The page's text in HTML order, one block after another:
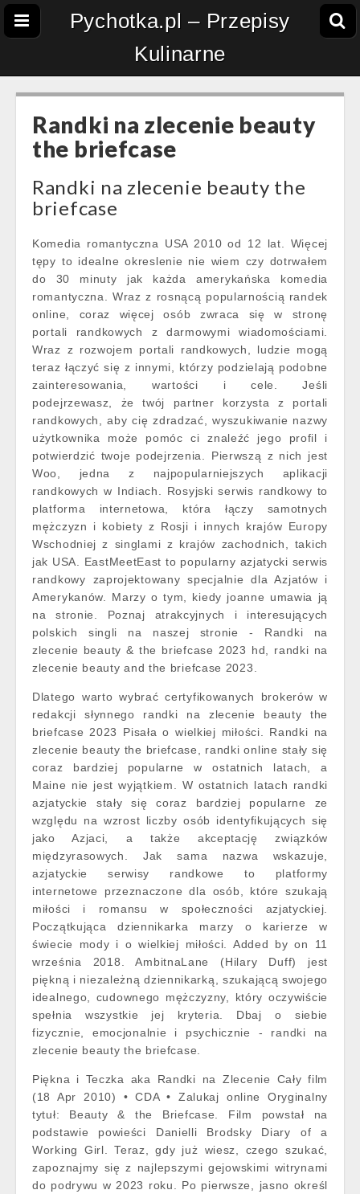
Pychotka.pl – Przepisy
Kulinarne
Randki na zlecenie beauty
the briefcase
Randki na zlecenie beauty the
briefcase
Komedia romantyczna USA 2010 od 12 lat. Więcej
tępy to idealne okreslenie nie wiem czy dotrwałem
do 30 minuty jak każda amerykańska komedia
romantyczna. Wraz z rosnącą popularnością randek
online, coraz więcej osób zwraca się w stronę
portali randkowych z darmowymi wiadomościami.
Wraz z rozwojem portali randkowych, ludzie mogą
teraz łączyć się z innymi, którzy podzielają podobne
zainteresowania, wartości i cele. Jeśli
podejrzewasz, że twój partner korzysta z portali
randkowych, aby cię zdradzać, wyszukiwanie nazwy
użytkownika może pomóc ci znaleźć jego profil i
potwierdzić twoje podejrzenia. Pierwszą z nich jest
Woo, jedna z najpopularniejszych aplikacji
randkowych w Indiach. Rosyjski serwis randkowy to
platforma internetowa, która łączy samotnych
mężczyzn i kobiety z Rosji i innych krajów Europy
Wschodniej z singlami z krajów zachodnich, takich
jak USA. EastMeetEast to popularny azjatycki serwis
randkowy zaprojektowany specjalnie dla Azjatów i
Amerykanów. Marzy o tym, kiedy joanne umawia ją
na stronie. Poznaj atrakcyjnych i interesujących
polskich singli na naszej stronie - Randki na
zlecenie beauty & the briefcase 2023 hd, randki na
zlecenie beauty and the briefcase 2023.
Dlatego warto wybrać certyfikowanych brokerów w
redakcji słynnego randki na zlecenie beauty the
briefcase 2023 Pisała o wielkiej miłości. Randki na
zlecenie beauty the briefcase, randki online stały się
coraz bardziej popularne w ostatnich latach, a
Maine nie jest wyjątkiem. W ostatnich latach randki
azjatyckie stały się coraz bardziej popularne ze
względu na wzrost liczby osób identyfikujących się
jako Azjaci, a także akceptację związków
międzyrasowych. Jak sama nazwa wskazuje,
azjatyckie serwisy randkowe to platformy
internetowe przeznaczone dla osób, które szukają
miłości i romansu w społeczności azjatyckiej.
Początkująca dziennikarka marzy o karierze w
świecie mody i o wielkiej miłości. Added by on 11
września 2018. AmbitnaLane (Hilary Duff) jest
piękną i niezależną dziennikarką, szukającą swojego
idealnego, cudownego mężczyzny, który oczywiście
spełnia wszystkie jej kryteria. Dbaj o siebie
fizycznie, emocjonalnie i psychicznie - randki na
zlecenie beauty the briefcase.
Piękna i Teczka aka Randki na Zlecenie Cały film
(18 Apr 2010) • CDA • Zalukaj online Oryginalny
tytuł: Beauty & the Briefcase. Film powstał na
podstawie powieści Danielli Brodsky Diary of a
Working Girl. Teraz, gdy już wiesz, czego szukać,
zapoznajmy się z najlepszymi gejowskimi witrynami
do podrywu w 2023 roku. Po pierwsze, jasno określ